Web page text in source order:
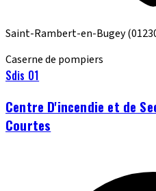
Saint-Rambert-en-Bugey
Caserne de pompiers
Sdis 01
Centre D'incendie et de
Courtes